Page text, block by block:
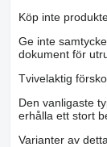
Köp inte
Ge inte
dokument för
Tvivelaktig
Den vanligaste
erhålla ett stort
Varianter av